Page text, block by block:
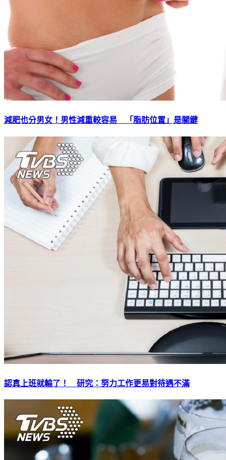
減肥也分男女！男性減重較容易 「脂肪位置」是關鍵
認真上班就輸了！ 研究：努力工作更易對待遇不滿